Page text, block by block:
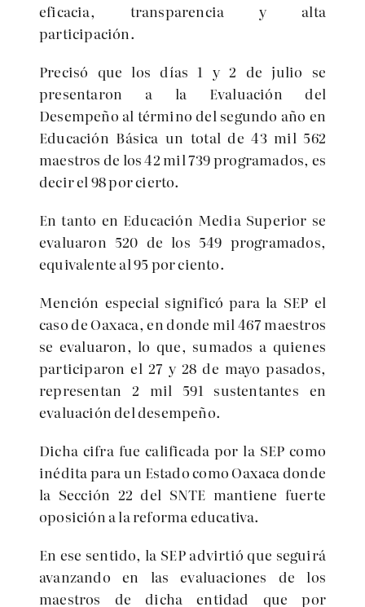
eficacia, transparencia y alta
participación.
Precisó que los días 1 y 2 de julio se
presentaron a la Evaluación del
Desempeño al término del segundo año en
Educación Básica un total de 43 mil 562
maestros de los 42 mil 739 programados, es
decir el 98 por cierto.
En tanto en Educación Media Superior se
evaluaron 520 de los 549 programados,
equivalente al 95 por ciento.
Mención especial significó para la SEP el
caso de Oaxaca, en donde mil 467 maestros
se evaluaron, lo que, sumados a quienes
participaron el 27 y 28 de mayo pasados,
representan 2 mil 591 sustentantes en
evaluación del desempeño.
Dicha cifra fue calificada por la SEP como
inédita para un Estado como Oaxaca donde
la Sección 22 del SNTE mantiene fuerte
oposición a la reforma educativa.
En ese sentido, la SEP advirtió que seguirá
avanzando en las evaluaciones de los
maestros de dicha entidad que por